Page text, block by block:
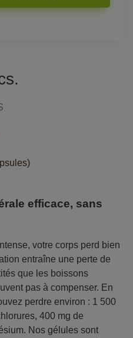
efficace, sans
votre corps perd bien
entraîne une perte de
que les boissons
pas à compenser. En
perdre environ : 1 500
400 mg de
Nos gélules sont